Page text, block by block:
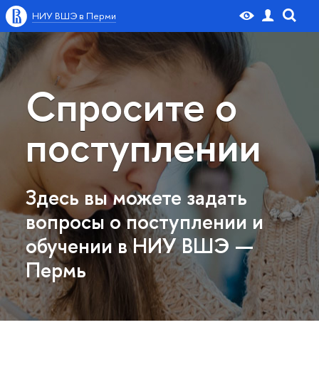
НИУ ВШЭ в Перми
Спросите о
поступлении
Здесь вы можете задать
опросы о поступлении и
обучении в НИУ ВШЭ —
Пермь